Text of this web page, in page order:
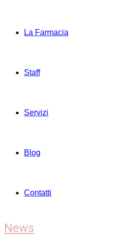
La Farmacia
Staff
Servizi
Blog
Contatti
News